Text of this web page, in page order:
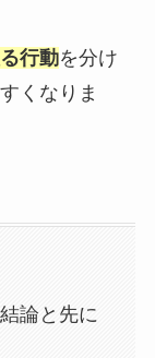
行動を分け
くなりま
論と先に